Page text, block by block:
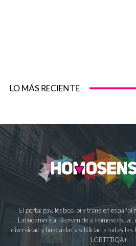
LO MÁS RECIENTE
El portal gay, lésbico, bi y trans en español
Latinoamérica. Bienvenido a Homosensual,
diversidad y busca dar visibilidad a todas las
LGBTTTIQA+.